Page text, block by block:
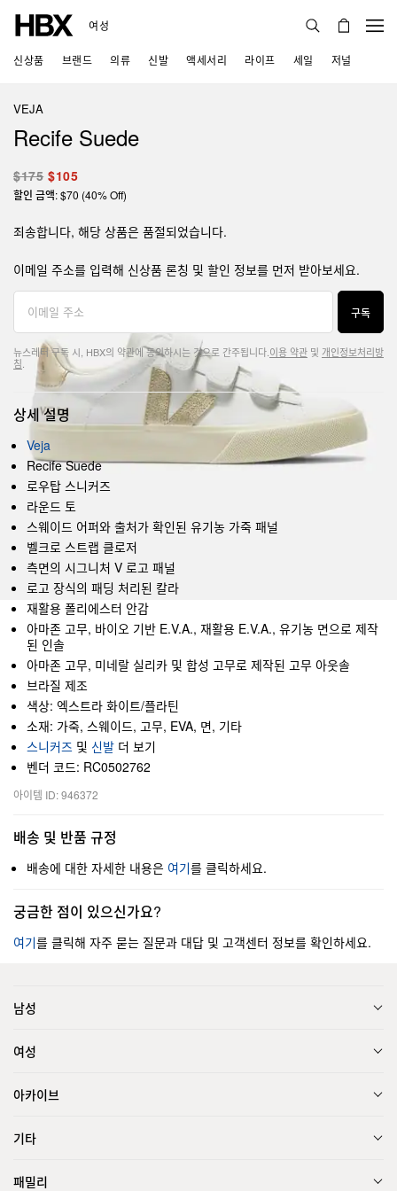
여성
신상품 브랜드 의류 신발 액세서리 라이프 세일 저널
VEJA
Recife Suede
$175 $105
할인 금액: $70 (40% Off)
죄송합니다, 해당 상품은 품절되었습니다.
이메일 주소를 입력해 신상품 론칭 및 할인 정보를 먼저 받아보세요.
구독
뉴스레터 구독 시, HBX의 약관에 동의하시는 것으로 간주됩니다. 이용 약관 및 개인정보처리방
침
상세 설명
Veja
Recife Suede
로우탑 스니커즈
라운드 토
스웨이드 어퍼와 출처가 확인된 유기농 가죽 패널
벨크로 스트랩 클로저
측면의 시그니처 V 로고 패널
로고 장식의 패딩 처리된 칼라
재활용 폴리에스터 안감
아마존 고무, 바이오 기반 E.V.A., 재활용 E.V.A., 유기농 면으로 제작
된 인솔
아마존 고무, 미네랄 실리카 및 합성 고무로 제작된 고무 아웃솔
브라질 제조
색상: 엑스트라 화이트/플라틴
소재: 가죽, 스웨이드, 고무, EVA, 면, 기타
스니커즈 및 신발 더 보기
벤더 코드: RC0502762
아이템 ID: 946372
배송 및 반품 규정
배송에 대한 자세한 내용은 여기를 클릭하세요.
궁금한 점이 있으신가요?
여기를 클릭해 자주 묻는 질문과 대답 및 고객센터 정보를 확인하세요.
남성
여성
아카이브
기타
패밀리